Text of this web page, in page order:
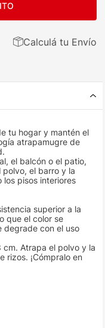
Calculá tu Envío
tu hogar y mantén el
atrapamugre de
el balcón o el patio,
el barro y la
los pisos interiores
superior a la
que el color se
degrade con el uso
Atrapa el polvo y la
rizos. ¡Cómpralo en